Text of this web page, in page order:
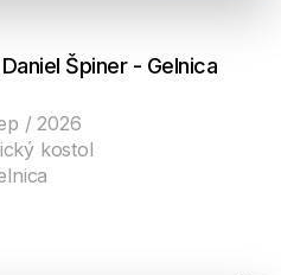
Špiner - Gelnica
/ 2026
kostol